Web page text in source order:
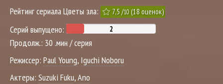
Рейтинг сериала Цветы зла:
7,5/10(18оценок)
Серий выпущено:
Продолж.: 30 .мин / серия
Режиссер: Paul Young, Iguchi Noboru
Актеры: Suzuki Fuku,Ano